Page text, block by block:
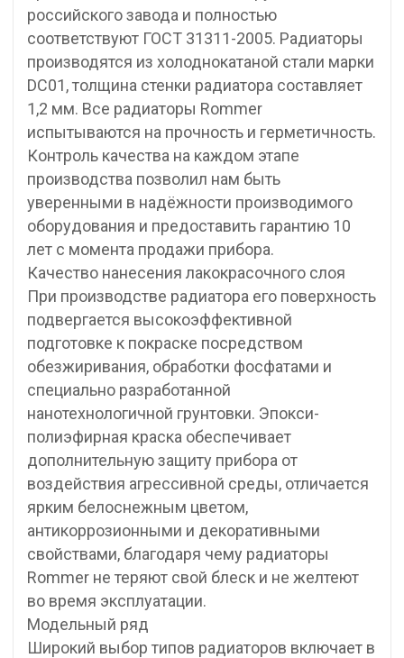
российского завода и полностью
соответствуют ГОСТ 31311-2005. Радиаторы
производятся из холоднокатаной стали марки
DC01, толщина стенки радиатора составляет
1,2 мм. Все радиаторы Rommer
испытываются на прочность и герметичность.
Контроль качества на каждом этапе
производства позволил нам быть
уверенными в надёжности производимого
оборудования и предоставить гарантию 10
лет с момента продажи прибора.
Качество нанесения лакокрасочного слоя
При производстве радиатора его поверхность
подвергается высокоэффективной
подготовке к покраске посредством
обезжиривания, обработки фосфатами и
специально разработанной
нанотехнологичной грунтовки. Эпокси-
полиэфирная краска обеспечивает
дополнительную защиту прибора от
воздействия агрессивной среды, отличается
ярким белоснежным цветом,
антикоррозионными и декоративными
свойствами, благодаря чему радиаторы
Rommer не теряют свой блеск и не желтеют
во время эксплуатации.
Модельный ряд
Широкий выбор типов радиаторов включает в